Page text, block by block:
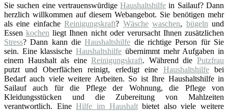
Sie suchen eine vertrauenswürdigeHaushaltshilfe in Sailauf? Dann
herzlich willkommen auf diesem Webangebot. Sie benötigen mehr
als eine einfacheReinigungskraft? Wäsche waschen, bügeln und
Essenkochen liegt Ihnen nicht oder verursacht Ihnen zusätzlichen
Stress? Dann kann dieHaushaltshilfe die richtige Person für Sie
sein. Eine klassischeHaushaltshilfe übernimmt mehr Aufgaben in
einem Haushalt als eineReinigungskraft. Während diePutzfrau
putzt und Oberflächen reinigt, erledigt eine Haushaltshilfebei
Bedarf auch viele weitere Arbeiten. So ist Ihre Haushaltshilfe in
Sailauf auch für die Pflege der Wohnung, die Pflege von
Kleidungsstücken und die Zubereitung von Mahlzeiten
verantwortlich. EineHilfe im Haushaltbietet also viele weitere